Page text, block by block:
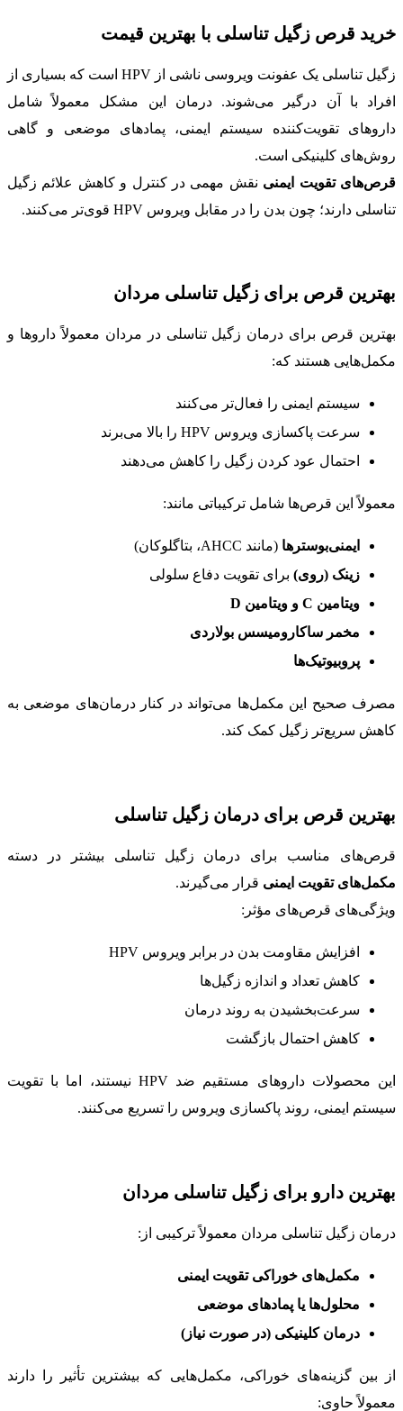
خرید قرص زگیل تناسلی با بهترین قیمت
زگیل تناسلی یک عفونت ویروسی ناشی از HPV است که بسیاری از
افراد با آن درگیر می‌شوند. درمان این مشکل معمولاً شامل
داروهای تقویت‌کننده سیستم ایمنی، پمادهای موضعی و گاهی
روش‌های کلینیکی است.
قرص‌های تقویت ایمنی نقش مهمی در کنترل و کاهش علائم زگیل
تناسلی دارند؛ چون بدن را در مقابل ویروس HPV قوی‌تر می‌کنند.
بهترین قرص برای زگیل تناسلی مردان
بهترین قرص برای درمان زگیل تناسلی در مردان معمولاً داروها و
مکمل‌هایی هستند که:
سیستم ایمنی را فعال‌تر می‌کنند
سرعت پاکسازی ویروس HPV را بالا می‌برند
احتمال عود کردن زگیل را کاهش می‌دهند
معمولاً این قرص‌ها شامل ترکیباتی مانند:
ایمنی‌بوسترها (مانند AHCC، بتاگلوکان)
زینک (روی) برای تقویت دفاع سلولی
ویتامین C و ویتامین D
مخمر ساکارومیسس بولاردی
پروبیوتیک‌ها
مصرف صحیح این مکمل‌ها می‌تواند در کنار درمان‌های موضعی به
کاهش سریع‌تر زگیل کمک کند.
بهترین قرص برای درمان زگیل تناسلی
قرص‌های مناسب برای درمان زگیل تناسلی بیشتر در دسته
مکمل‌های تقویت ایمنی قرار می‌گیرند.
ویژگی‌های قرص‌های مؤثر:
افزایش مقاومت بدن در برابر ویروس HPV
کاهش تعداد و اندازه زگیل‌ها
سرعت‌بخشیدن به روند درمان
کاهش احتمال بازگشت
این محصولات داروهای مستقیم ضد HPV نیستند، اما با تقویت
سیستم ایمنی، روند پاکسازی ویروس را تسریع می‌کنند.
بهترین دارو برای زگیل تناسلی مردان
درمان زگیل تناسلی مردان معمولاً ترکیبی از:
مکمل‌های خوراکی تقویت ایمنی
محلول‌ها یا پمادهای موضعی
درمان کلینیکی (در صورت نیاز)
از بین گزینه‌های خوراکی، مکمل‌هایی که بیشترین تأثیر را دارند
معمولاً حاوی: